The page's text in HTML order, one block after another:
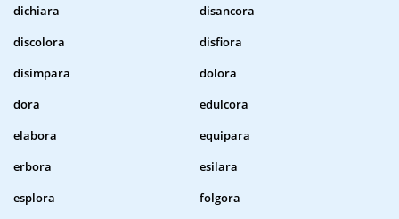
dichiara
disancora
discolora
disfiora
disimpara
dolora
dora
edulcora
elabora
equipara
erbora
esilara
esplora
folgora